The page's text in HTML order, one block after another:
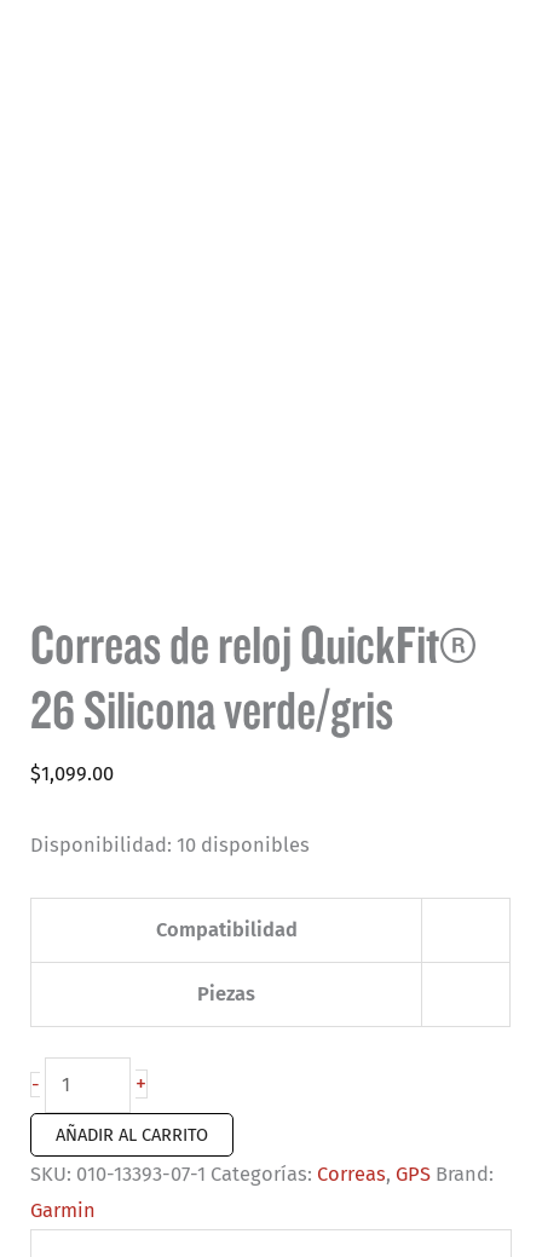
Correas de reloj QuickFit®
26 Silicona verde/gris
$1,099.00
Disponibilidad: 10 disponibles
Compatibilidad
Piezas
-
Correas
de
reloj
QuickFit®
26
+
AÑADIR AL CARRITO
SKU: 010-13393-07-1 Categorías: Correas, GPS Brand:
Garmin